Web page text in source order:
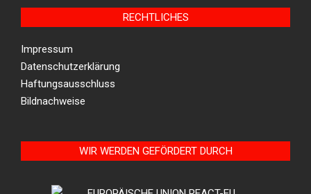
RECHTLICHES
Impressum
Datenschutzerklärung
Haftungsausschluss
Bildnachweise
WIR WERDEN GEFÖRDERT DURCH